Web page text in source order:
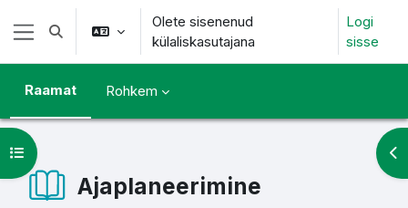
Jäta vahele peasisuni
Küljepaneel
Lülitab otsingu sisendi
Olete sisenenud
külaliskasutajana
Logi
sisse
Raamat Rohkem
Ajaplaneerimine
Ava kursuse sisukord